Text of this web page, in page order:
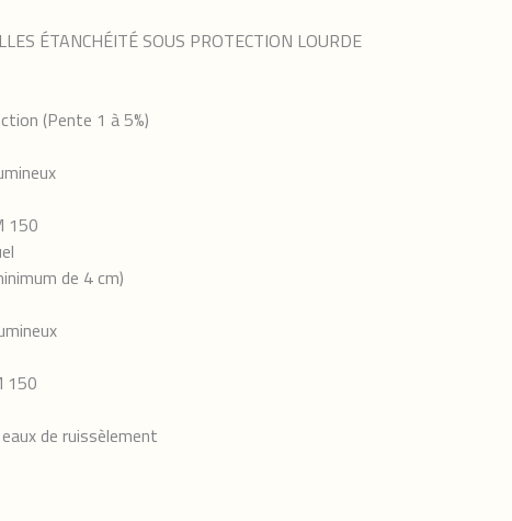
ÉTANCHÉITÉ SOUS PROTECTION LOURDE
(Pente 1 à 5%)
150
de 4 cm)
150
de ruissèlement